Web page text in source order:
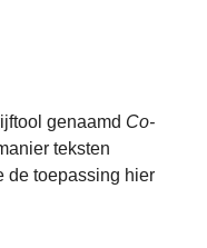
genaamd Co-
teksten
de toepassing hier